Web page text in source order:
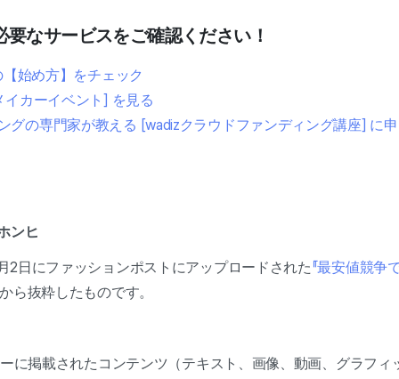
なサービスをご確認ください！
始め方】をチェック
カーイベント] を見る
グの専門家が教える [wadizクラウドファンディング講座] に
ンヒ
2日にファッションポストにアップロードされた 『最安値競争
から抜粋したものです。
に掲載されたコンテンツ（テキスト、画像、動画、グラフィ